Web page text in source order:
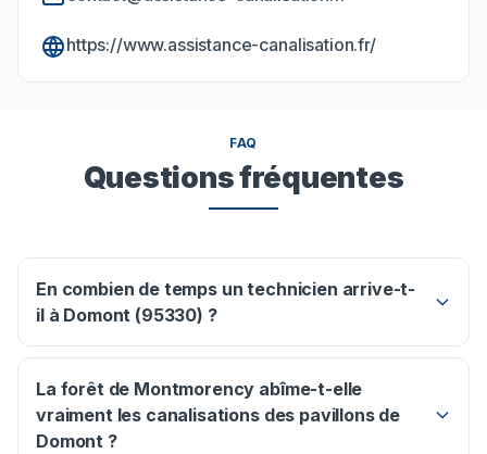
https://www.assistance-canalisation.fr/
FAQ
Questions fréquentes
En combien de temps un technicien arrive-t-
il à Domont (95330) ?
La forêt de Montmorency abîme-t-elle
vraiment les canalisations des pavillons de
Domont ?